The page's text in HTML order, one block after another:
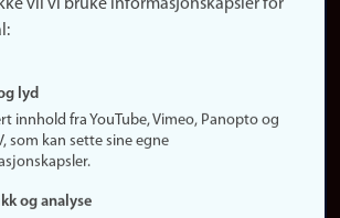
vil vi bruke informasjonskapsler for
lyd
innhold fra YouTube, Vimeo, Panopto og
som kan sette sine egne
og analyse